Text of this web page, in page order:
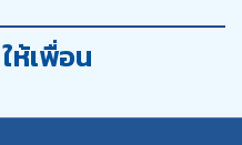
ห้เพื่อน